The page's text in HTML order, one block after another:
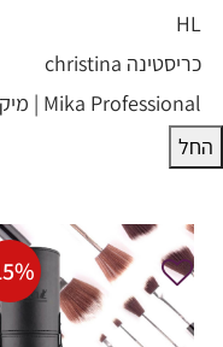
מותג
HL
כריסטינה christina
Mika Professional | מיקה
החל
%